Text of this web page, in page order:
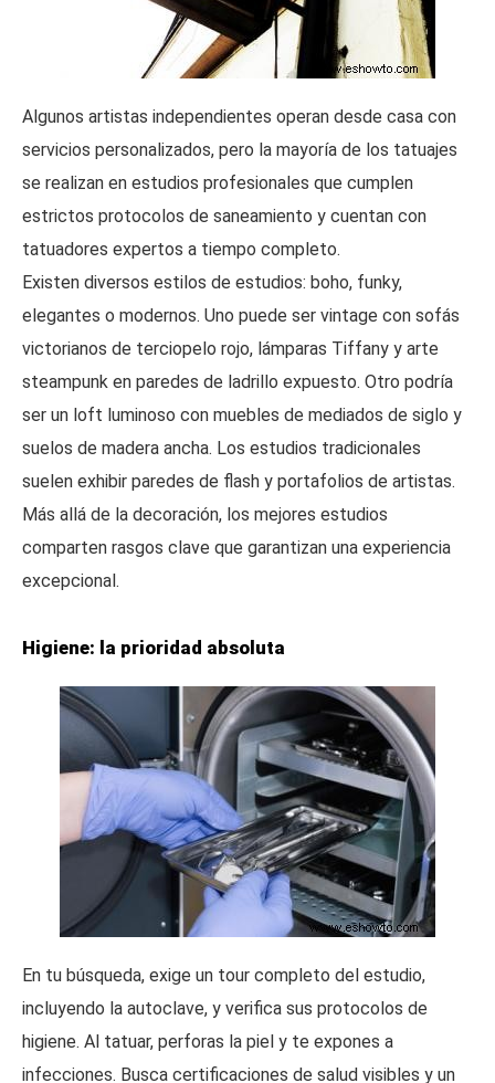
Algunos artistas independientes operan desde casa con
servicios personalizados, pero la mayoría de los tatuajes
se realizan en estudios profesionales que cumplen
estrictos protocolos de saneamiento y cuentan con
tatuadores expertos a tiempo completo.
Existen diversos estilos de estudios: boho, funky,
elegantes o modernos. Uno puede ser vintage con sofás
victorianos de terciopelo rojo, lámparas Tiffany y arte
steampunk en paredes de ladrillo expuesto. Otro podría
ser un loft luminoso con muebles de mediados de siglo y
suelos de madera ancha. Los estudios tradicionales
suelen exhibir paredes de flash y portafolios de artistas.
Más allá de la decoración, los mejores estudios
comparten rasgos clave que garantizan una experiencia
excepcional.
Higiene: la prioridad absoluta
En tu búsqueda, exige un tour completo del estudio,
incluyendo la autoclave, y verifica sus protocolos de
higiene. Al tatuar, perforas la piel y te expones a
infecciones. Busca certificaciones de salud visibles y un